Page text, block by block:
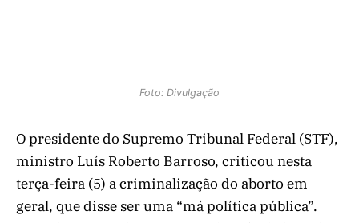
Foto: Divulgação
O presidente do Supremo Tribunal Federal (STF),
ministro Luís Roberto Barroso, criticou nesta
terça-feira (5) a criminalização do aborto em
geral, que disse ser uma “má política pública”.